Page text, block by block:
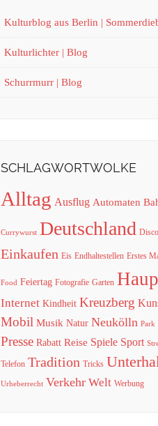
Kulturblog aus Berlin |
Kulturlichter | Blog
Schurrmurr | Blog
SCHLAGWORTWOLKE
Alltag Ausflug Automaten
Currywurst Deutschland
Einkaufen Eis Endhaltestellen Erstes
Food Feiertag Fotografie Garten
Internet Kindheit Kreuzberg
Mobil Musik Natur Neukölln Park
Presse Rabatt Reise Spiele Sport
Telefon Tradition Tricks
Urheberrecht Verkehr Welt Werbung